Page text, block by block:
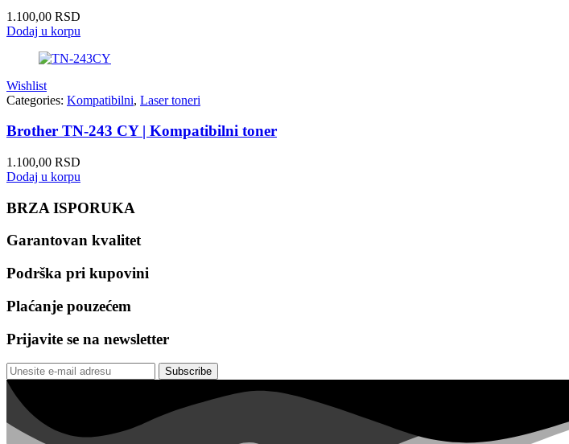
1.100,00 RSD
Dodaj u korpu
Wishlist
Categories: Kompatibilni, Laser toneri
Brother TN-243 CY | Kompatibilni toner
1.100,00 RSD
Dodaj u korpu
BRZA ISPORUKA
Garantovan kvalitet
Podrška pri kupovini
Plaćanje pouzećem
Prijavite se na newsletter
Subscribe